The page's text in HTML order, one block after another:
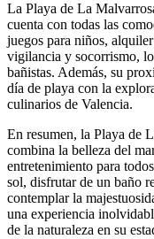
La Playa de La
cuenta con todas las
juegos para niños,
vigilancia y socorrismo,
bañistas. Además, su
día de playa con la
culinarios de Valencia.
En resumen, la Playa de
combina la belleza del
entretenimiento para
sol, disfrutar de un baño
contemplar la
una experiencia
de la naturaleza en su